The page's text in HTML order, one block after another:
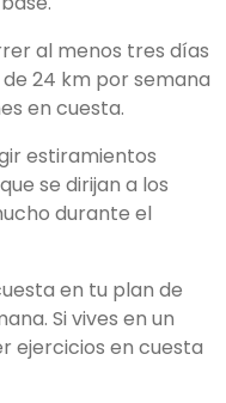
al menos tres días
24 km por semana
en cuesta.
estiramientos
se dirijan a los
durante el
en tu plan de
Si vives en un
ejercicios en cuesta